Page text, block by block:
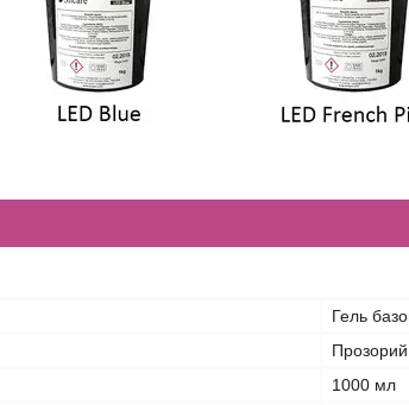
Гель
Прозорий
1000 мл